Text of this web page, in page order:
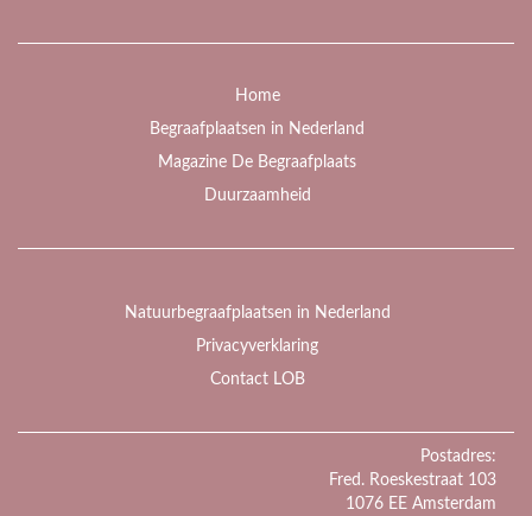
Home
Begraafplaatsen in Nederland
Magazine De Begraafplaats
Duurzaamheid
Natuurbegraafplaatsen in Nederland
Privacyverklaring
Contact LOB
Postadres:
Fred. Roeskestraat 103
1076 EE Amsterdam